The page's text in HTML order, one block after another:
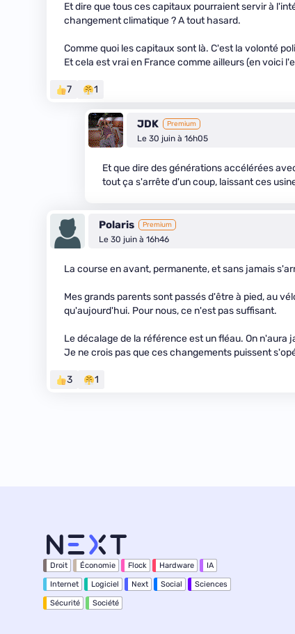
Et dire que tous ces capitaux pourraient servir à
changement climatique ? A tout hasard.
Comme quoi les capitaux sont là. C'est la volonté
Et cela est vrai en France comme ailleurs (en voici
7 1
JDK Premium
Le 30 juin à 16h05
Et que dire des générations accélérées
tout ça s'arrête d'un coup, laissant ces
Polaris Premium
Le 30 juin à 16h46
La course en avant, permanente, et sans jamais
Mes grands parents sont passés d'être à pied, au
qu'aujourd'hui. Pour nous, ce n'est pas suffisant.
Le décalage de la référence est un fléau. On n'aura
Je ne crois pas que ces changements puissent
3 1
Droit Économie Flock Hardware IA
Internet Logiciel Next Social Sciences
Sécurité Société